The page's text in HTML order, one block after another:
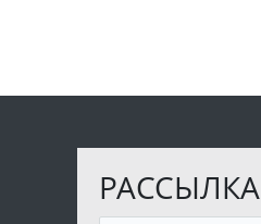
РАССЫЛКА